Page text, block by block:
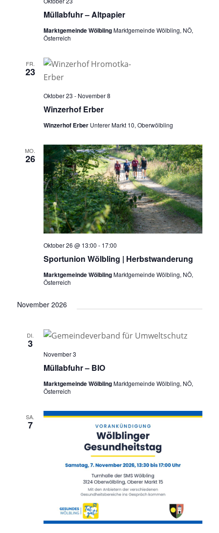
Müllabfuhr – Altpapier
Marktgemeinde WölblingMarktgemeinde Wölbling, NÖ,
Österreich
FR.
23
Winzerhof Erber
Oktober 23 - November 8
Winzerhof Erber Unterer Markt 10, Oberwölbling
MO.
26
Sportunion Wölbling | Herbstwanderung
Oktober 26 @ 13:00 - 17:00
Marktgemeinde WölblingMarktgemeinde Wölbling, NÖ,
Österreich
November 2026
DI.
3
Müllabfuhr – BIO
November 3
Marktgemeinde WölblingMarktgemeinde Wölbling, NÖ,
Österreich
SA.
7